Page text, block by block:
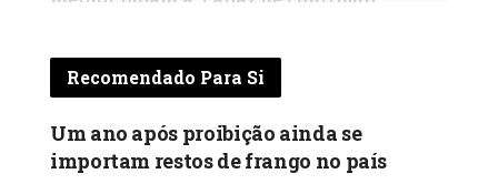
economia e promete mudanças no seu
funcionamento. Mas detalhes na conversa
Está há pouco tempo na pasta de
Recomendado Para Si
Um ano após proibição ainda se
importam restos de frango no país